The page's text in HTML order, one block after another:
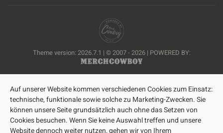
Theme version: 2026.7.1 | © 2007 - 2026 | POWERED BY:
Auf unserer Website kommen verschiedenen Cookies zum Einsatz:
technische, funktionale sowie solche zu Marketing-Zwecken. Sie
können unsere Seite grundsätzlich auch ohne das Setzen von
Cookies besuchen. Wenn Sie keine Auswahl treffen und unsere
Website dennoch weiter nutzen, gehen wir von Ihrem